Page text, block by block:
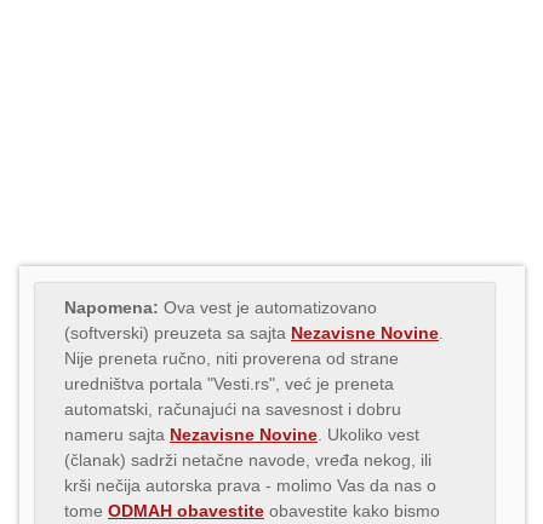
Napomena: Ova vest je automatizovano
(softverski) preuzeta sa sajta Nezavisne Novine
Nije preneta ručno, niti proverena od strane
uredništva portala "Vesti.rs", već je preneta
automatski, računajući na savesnost i dobru
nameru sajta Nezavisne Novine . Ukoliko vest
(članak) sadrži netačne navode, vređa nekog, ili
krši nečija autorska prava - molimo Vas da nas o
tome ODMAH obavestite obavestite kako bismo